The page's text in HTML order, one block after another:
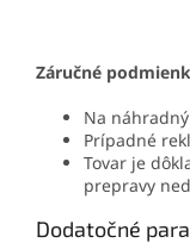
Záručné
Na
Prípadné
Tovar je
prepravy
Dodatočné